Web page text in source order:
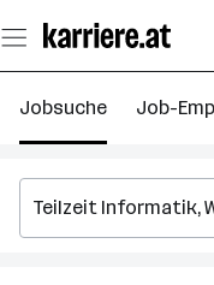
Seiteninhalt
springen
Jobsuche Job-